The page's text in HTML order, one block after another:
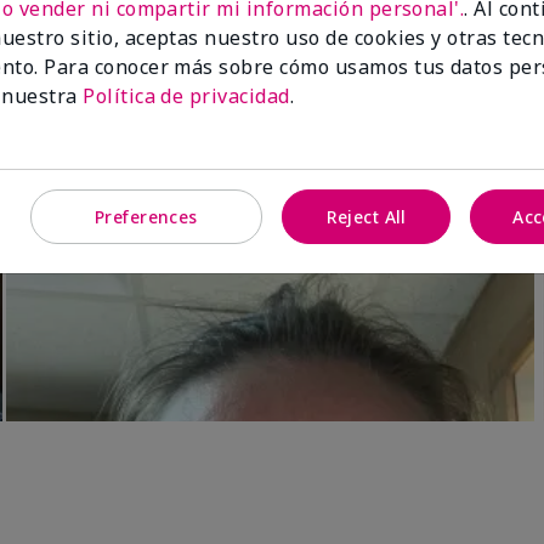
3D Foundation
rosados fríos)
Skinvigorate™ Duo Facial
especial†
$95.00
vender ni compartir mi información personal'.. Al
sitio, aceptas nuestro uso de cookies y otras
Para conocer más sobre cómo usamos tus datos
Política de privacidad.
Preferences Reject All